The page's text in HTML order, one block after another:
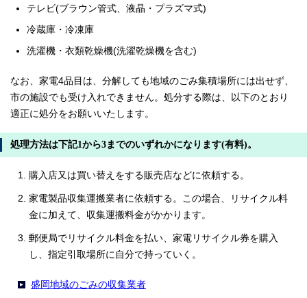
テレビ(ブラウン管式、液晶・プラズマ式)
冷蔵庫・冷凍庫
洗濯機・衣類乾燥機(洗濯乾燥機を含む)
なお、家電4品目は、分解しても地域のごみ集積場所には出せず、
市の施設でも受け入れできません。処分する際は、以下のとおり
適正に処分をお願いいたします。
処理方法は下記1から3までのいずれかになります(有料)。
購入店又は買い替えをする販売店などに依頼する。
家電製品収集運搬業者に依頼する。この場合、リサイクル料
金に加えて、収集運搬料金がかかります。
郵便局でリサイクル料金を払い、家電リサイクル券を購入
し、指定引取場所に自分で持っていく。
盛岡地域のごみの収集業者